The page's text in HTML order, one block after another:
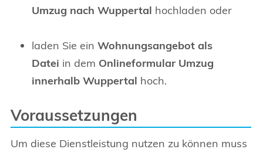
Umzug nach Wuppertal hochladen oder
laden Sie ein Wohnungsangebot als
Datei in dem Onlineformular Umzug
innerhalb Wuppertal hoch.
Voraussetzungen
Um diese Dienstleistung nutzen zu können muss